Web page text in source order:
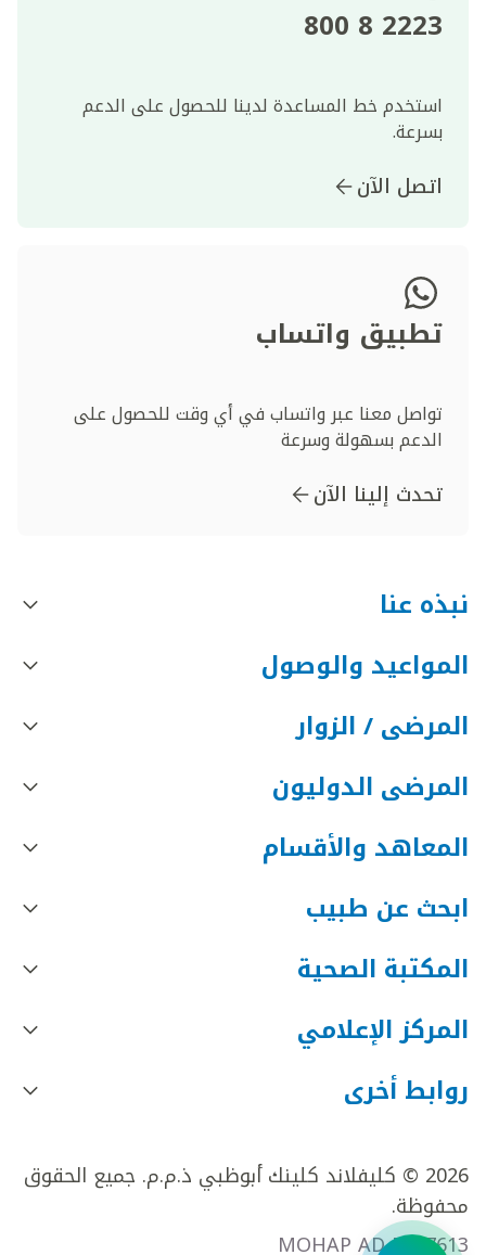
2223 8 800
استخدم خط المساعدة لدينا للحصول على الدعم
بسرعة.
اتصل الآن
تطبيق واتساب
تواصل معنا عبر واتساب في أي وقت للحصول على
الدعم بسهولة وسرعة
تحدث إلينا الآن
نبذه عنا
المواعيد والوصول
المرضى / الزوار
المرضى الدوليون
المعاهد والأقسام
ابحث عن طبيب
المكتبة الصحية
المركز الإعلامي
روابط أخرى
2026 © كليفلاند كلينك أبوظبي ذ.م.م. جميع الحقوق
محفوظة.
MOHAP AD FR27613